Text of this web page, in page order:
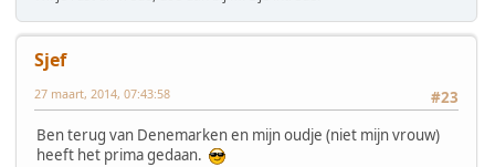
Sjef
#23
27 maart, 2014, 07:43:58
Ben terug van Denemarken en mijn oudje (niet mijn vrouw)
heeft het prima gedaan.